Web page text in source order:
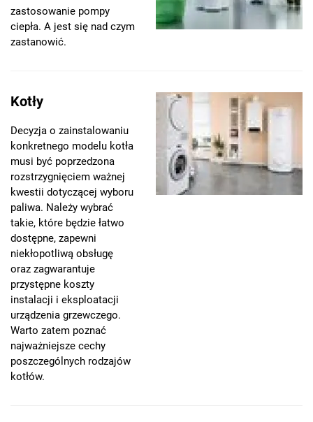
zastosowanie pompy
ciepła. A jest się nad czym
zastanowić.
Kotły
Decyzja o zainstalowaniu
konkretnego modelu kotła
musi być poprzedzona
rozstrzygnięciem ważnej
kwestii dotyczącej wyboru
paliwa. Należy wybrać
takie, które będzie łatwo
dostępne, zapewni
niekłopotliwą obsługę
oraz zagwarantuje
przystępne koszty
instalacji i eksploatacji
urządzenia grzewczego.
Warto zatem poznać
najważniejsze cechy
poszczególnych rodzajów
kotłów.